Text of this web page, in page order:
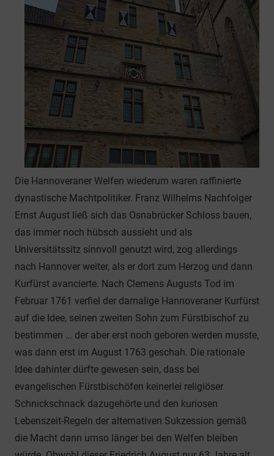
Die Hannoveraner Welfen wiederum waren raffinierte
dynastische Machtpolitiker. Franz Wilhelms Nachfolger
Ernst August ließ sich das Osnabrücker Schloss bauen,
das immer noch hübsch aussieht und als
Universitätssitz sinnvoll genutzt wird, zog allerdings
nach Hannover weiter, als er dort zum Herzog und dann
Kurfürst avancierte. Nach Clemens Augusts Tod im
Februar 1761 verfiel der damalige Hannoveraner Kurfürst
auf die Idee, seinen zweiten Sohn zum Fürstbischof zu
bestimmen … der aber erst noch geboren werden musste,
was dann erst im August 1763 geschah. Die rationale
Idee dahinter dürfte gewesen sein, dass bei
evangelischen Fürstbischöfen keinerlei religiöser
Schnickschnack dazugehörte und den kuriosen
Lebenszeit-Regeln der alternativen Sukzession gemäß
die Macht dann umso länger bei den Welfen bleiben